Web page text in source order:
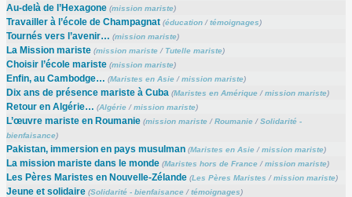
Au-delà de l’Hexagone (mission mariste)
Travailler à l’école de Champagnat (éducation/témoignages)
Tournés vers l’avenir… (mission mariste)
La Mission mariste (mission mariste/ Tutelle mariste)
Choisir l’école mariste (mission mariste)
Enfin, au Cambodge… (Maristes en Asie/mission mariste)
Dix ans de présence mariste à Cuba (Maristes en Amérique/mission mariste)
Retour en Algérie… (Algérie/mission mariste)
L’œuvre mariste en Roumanie (mission mariste/Roumanie/Solidarité -
bienfaisance)
Pakistan, immersion en pays musulman (Maristes en Asie/mission mariste)
La mission mariste dans le monde (Maristes hors de France/mission mariste)
Les Pères Maristes en Nouvelle-Zélande (Les Pères Maristes /mission mariste)
Jeune et solidaire (Solidarité - bienfaisance/témoignages)